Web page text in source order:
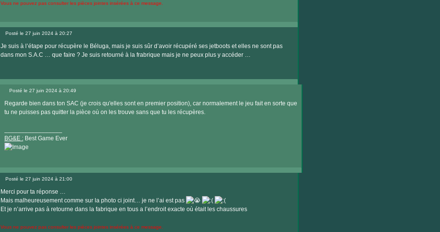
Vous ne pouvez pas consulter les pièces jointes insérées à ce message.
Posté le 27 juin 2024 à 20:27
Je suis à l’étape pour récupère le Béluga, mais je suis sûr d’avoir récupéré ses jetboots et elles ne sont pas
dans mon S.A.C … que faire ? Je suis retourné à la frabrique mais je ne peux plus y accéder …
Posté le 27 juin 2024 à 20:49
Regarde bien dans ton SAC (je crois qu'elles sont en premier position), car normalement le jeu fait en sorte que
tu ne puisses pas quitter la pièce où on les trouve sans que tu les récupères.
BG&E :Best Game Ever
le
site
Posté le 27 juin 2024 à 21:00
Merci pour ta réponse …
Mais malheureusement comme sur la photo ci joint… je ne l’ai est pas
Et je n’arrive pas à retourne dans la fabrique en tous a l’endroit exacte où était les chaussures
Vous ne pouvez pas consulter les pièces jointes insérées à ce message.